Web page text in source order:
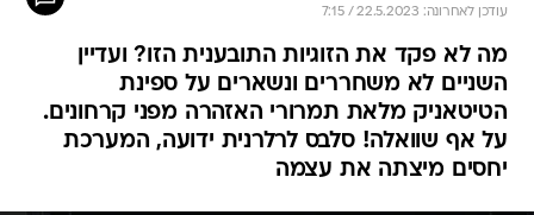
עודכן לאחרונה: 22.5.2023 / 7:15
מה לא פקד את הזוגיות התובענית הזו? ועדיין
השניים לא משחררים ונשארים על ספינת
הטיטאניק מלאת תמרורי האזהרה מפני קרחונים.
על אף שוואלה! סלבס לרלרנית ידועה, המערכת
יחסים מיצתה את עצמה